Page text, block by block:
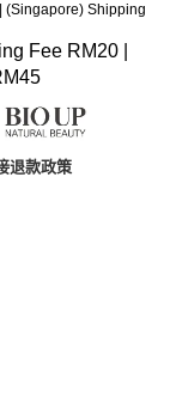
(Singapore) Shipping
Fee RM20 |
退款政策